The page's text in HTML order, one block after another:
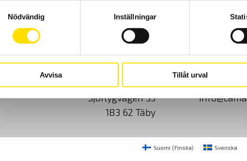
Nödvändig
Inställningar
Avvisa Tillåt urval
Köpvillkor Cookies Klagomål
CA Mätsystem AB
Sjöflygvägen 35
183 62 Täby
08-50 52
Suomi (Finska) Svenska